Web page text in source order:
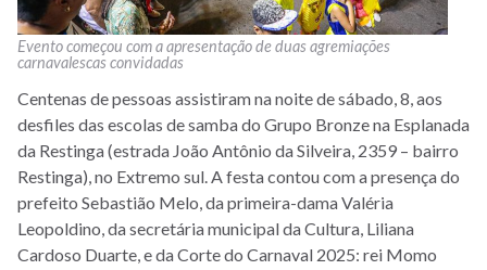
Evento começou com a apresentação de duas agremiações
carnavalescas convidadas
Centenas de pessoas assistiram na noite de sábado, 8, aos
desfiles das escolas de samba do Grupo Bronze na Esplanada
da Restinga (estrada João Antônio da Silveira, 2359 – bairro
Restinga), no Extremo sul. A festa contou com a presença do
prefeito Sebastião Melo, da primeira-dama Valéria
Leopoldino, da secretária municipal da Cultura, Liliana
Cardoso Duarte, e da Corte do Carnaval 2025: rei Momo